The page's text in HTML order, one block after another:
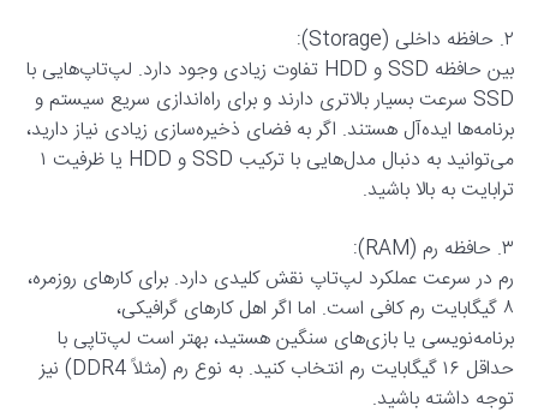
۲. حافظه داخلی (Storage):
بین حافظه SSD و HDD تفاوت زیادی وجود دارد. لپ‌تاپ‌هایی با
SSD سرعت بسیار بالاتری دارند و برای راه‌اندازی سریع سیستم و
برنامه‌ها ایده‌آل هستند. اگر به فضای ذخیره‌سازی زیادی نیاز دارید،
می‌توانید به دنبال مدل‌هایی با ترکیب SSD و HDD یا ظرفیت ۱
ترابایت به بالا باشید.
۳. حافظه رم (RAM):
رم در سرعت عملکرد لپ‌تاپ نقش کلیدی دارد. برای کارهای روزمره،
۸ گیگابایت رم کافی است. اما اگر اهل کارهای گرافیکی،
برنامه‌نویسی یا بازی‌های سنگین هستید، بهتر است لپ‌تاپی با
حداقل ۱۶ گیگابایت رم انتخاب کنید. به نوع رم (مثلاً DDR4) نیز
توجه داشته باشید.